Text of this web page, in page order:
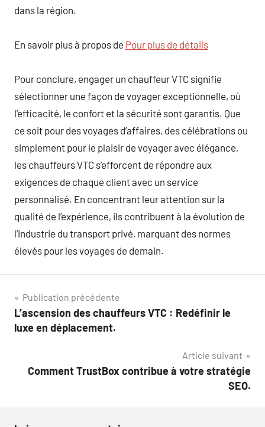
dans la région.
En savoir plus à propos de Pour plus de détails
Pour conclure, engager un chauffeur VTC signifie
sélectionner une façon de voyager exceptionnelle, où
l’efficacité, le confort et la sécurité sont garantis. Que
ce soit pour des voyages d’affaires, des célébrations ou
simplement pour le plaisir de voyager avec élégance,
les chauffeurs VTC s’efforcent de répondre aux
exigences de chaque client avec un service
personnalisé. En concentrant leur attention sur la
qualité de l’expérience, ils contribuent à la évolution de
l’industrie du transport privé, marquant des normes
élevés pour les voyages de demain.
Navigation
de
Publication précédente
L’ascension des chauffeurs VTC : Redéfinir le
luxe en déplacement.
Article suivant
Comment TrustBox contribue à votre stratégie
SEO.